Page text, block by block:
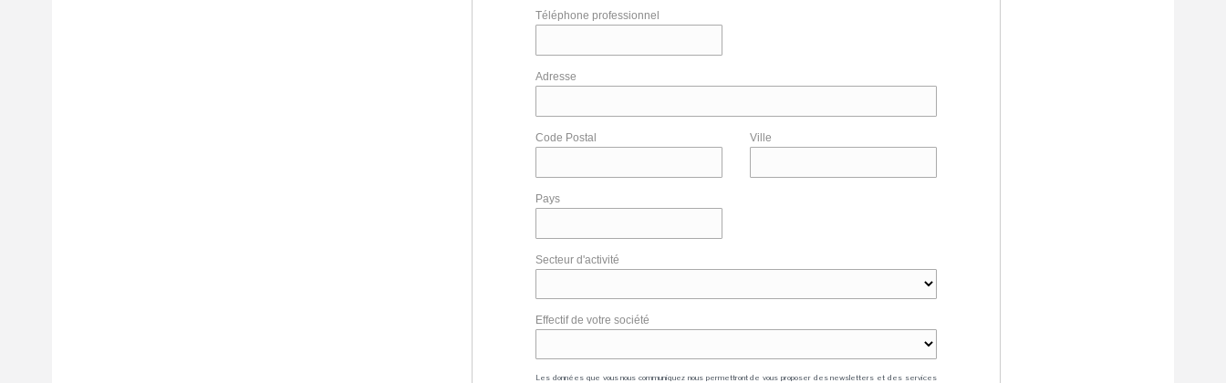
Téléphone professionnel
Adresse
Code Postal Ville
Pays
Secteur d'activité
Effectif de votre société
Les données que vous nous communiquez nous permettront de vous proposer des newsletters et des services